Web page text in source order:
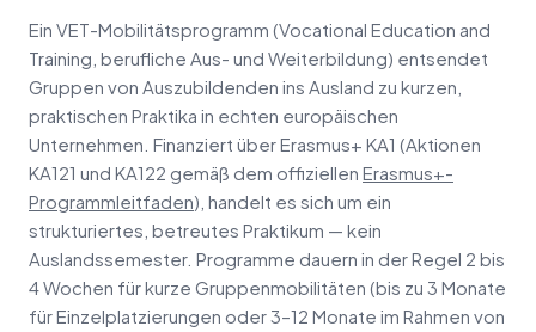
Ein VET-Mobilitätsprogramm (Vocational Education and
Training, berufliche Aus- und Weiterbildung) entsendet
Gruppen von Auszubildenden ins Ausland zu kurzen,
praktischen Praktika in echten europäischen
Unternehmen. Finanziert über Erasmus+ KA1 (Aktionen
KA121 und KA122 gemäß dem offiziellen Erasmus+-
Programmleitfaden), handelt es sich um ein
strukturiertes, betreutes Praktikum — kein
Auslandssemester. Programme dauern in der Regel 2 bis
4 Wochen für kurze Gruppenmobilitäten (bis zu 3 Monate
für Einzelplatzierungen oder 3–12 Monate im Rahmen von